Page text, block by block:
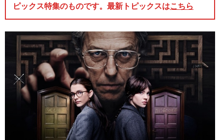
ピックス特集のものです。最新トピックスはこちら